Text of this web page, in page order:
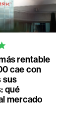
rentable
cae con
sus
qué
mercado